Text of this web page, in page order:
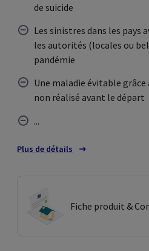
de suicide
Les sinistres dans les pays
les autorités (locales ou
pandémie
Une maladie évitable
non réalisé avant le départ
...
Plus de détails sur les exclusions
Fiche produit &